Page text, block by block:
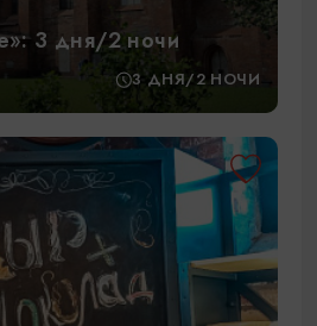
3 дня/2 ночи
3 ДНЯ/2 НОЧИ